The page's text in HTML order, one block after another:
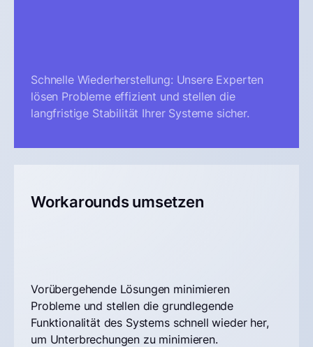
Schnelle Wiederherstellung: Unsere Experten
lösen Probleme effizient und stellen die
langfristige Stabilität Ihrer Systeme sicher.
Workarounds umsetzen
Vorübergehende Lösungen minimieren
Probleme und stellen die grundlegende
Funktionalität des Systems schnell wieder her,
um Unterbrechungen zu minimieren.